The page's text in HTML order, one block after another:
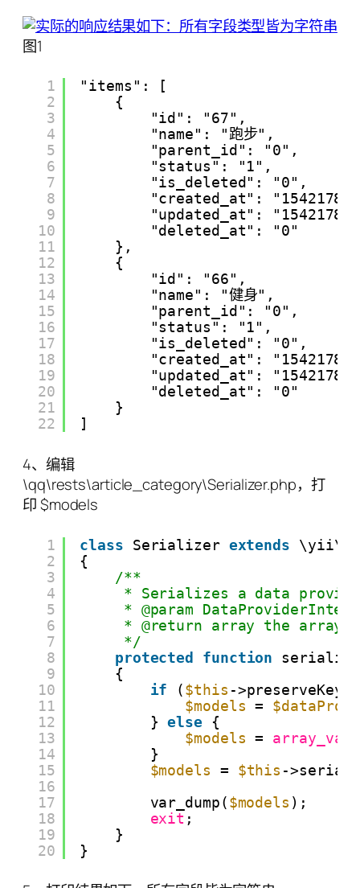
图1
1
2
3
4
5
6
7
8
9
10
11
12
13
14
15
16
17
18
19
20
21
22
"items": [
{
"id": "67",
"name": "跑步",
"parent_id": "0",
"status": "1",
"is_deleted": "0",
"created_at":
"updated_at":
"deleted_at": "0"
},
{
"id": "66",
"name": "健身",
"parent_id": "0",
"status": "1",
"is_deleted": "0",
"created_at":
"updated_at":
"deleted_at": "0"
}
]
4、编辑
\qq\rests\article_category\Serializer.php，打
印 $models
1
2
3
4
5
6
7
8
9
10
11
12
13
14
15
16
17
18
19
20
class Serializer extends
{
/**
* Serializes a data
* @param
* @return array the array
*/
protected
function
{
if
($this -
$models =
} else
{
$models =
}
$models
= $this -
var_dump($models );
exit ;
}
}